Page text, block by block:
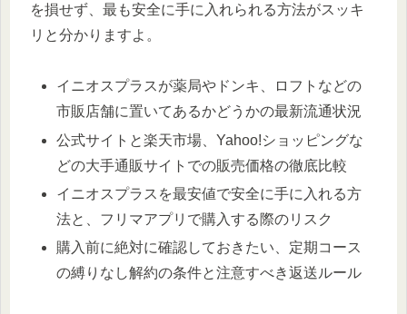
を損せず、最も安全に手に入れられる方法がスッキ
リと分かりますよ。
イニオスプラスが薬局やドンキ、ロフトなどの
市販店舗に置いてあるかどうかの最新流通状況
公式サイトと楽天市場、Yahoo!ショッピングな
どの大手通販サイトでの販売価格の徹底比較
イニオスプラスを最安値で安全に手に入れる方
法と、フリマアプリで購入する際のリスク
購入前に絶対に確認しておきたい、定期コース
の縛りなし解約の条件と注意すべき返送ルール